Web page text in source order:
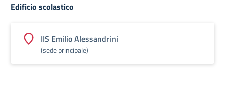
Edificio scolastico
IIS Emilio Alessandrini
(sede principale)